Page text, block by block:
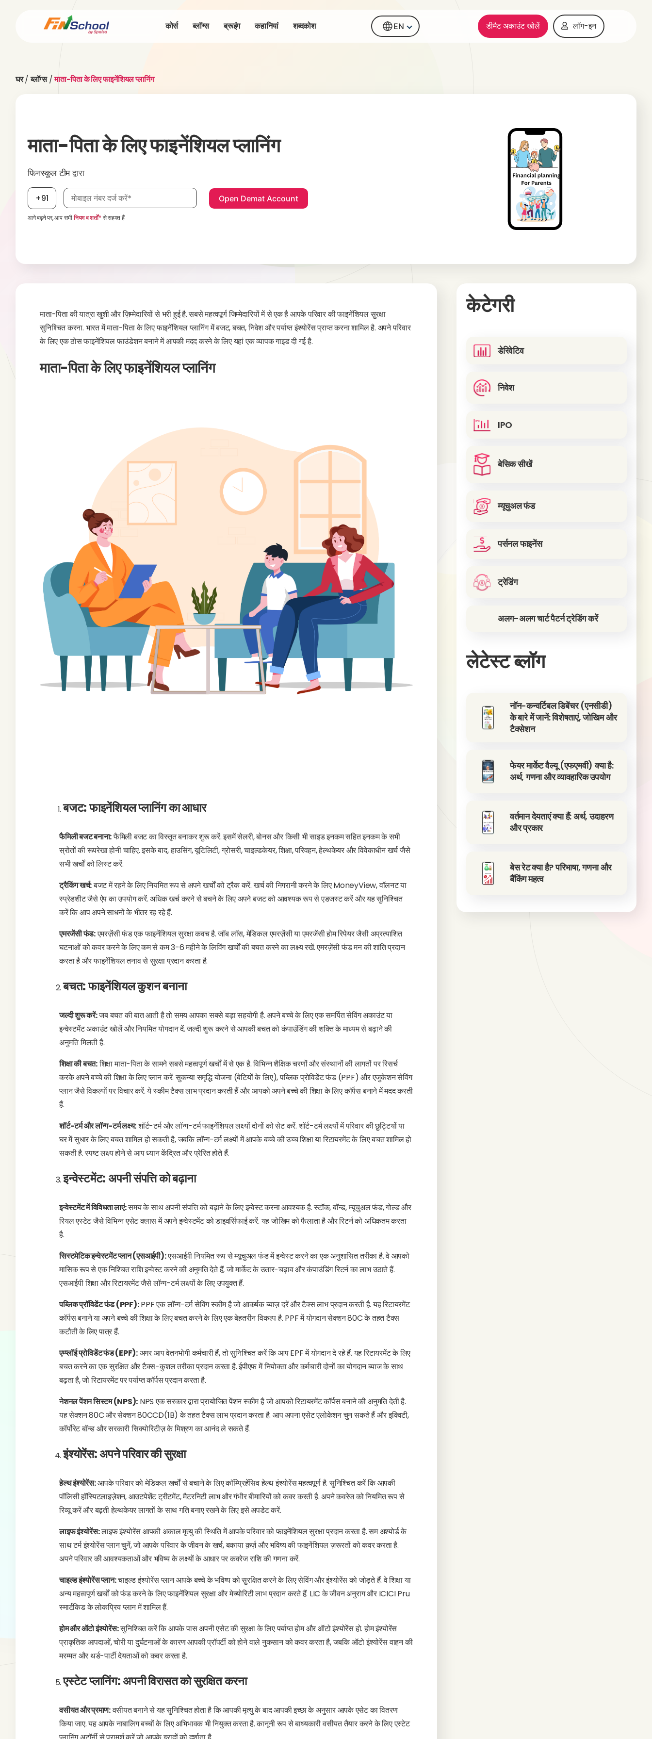
कोर्स ब्लॉग्स ब्रूइंग कहानियां शब्दकोश EN डीमैट अकाउंट खोलें लॉग-इन
घर/ब्लॉग्स/माता-पिता के लिए फाइनेंशियल प्लानिंग
माता-पिता के लिए फाइनेंशियल प्लानिंग
फिनस्कूल टीमद्वारा
+91 मोबाइल नंबर आवश्यक है
आगे बढ़ने पर, आप सभीनियम व शर्तों*से सहमत हैं
माता-पिता की यात्रा खुशी और ज़िम्मेदारियों से भरी हुई है. सबसे महत्वपूर्ण जिम्मेदारियों में से एक है आपके परिवार की फाइनेंशियल सुरक्षा
सुनिश्चित करना. भारत में माता-पिता के लिए फाइनेंशियल प्लानिंग में बजट, बचत, निवेश और पर्याप्त इंश्योरेंस प्राप्त करना शामिल है. अपने परिवार
के लिए एक ठोस फाइनेंशियल फाउंडेशन बनाने में आपकी मदद करने के लिए यहां एक व्यापक गाइड दी गई है.
माता-पिता के लिए फाइनेंशियल प्लानिंग
बजट: फाइनेंशियल प्लानिंग का आधार
फैमिली बजट बनाना:फैमिली बजट का विस्तृत बनाकर शुरू करें. इसमें सेलरी, बोनस और किसी भी साइड इनकम सहित इनकम के सभी
स्रोतों की रूपरेखा होनी चाहिए. इसके बाद, हाउसिंग, यूटिलिटी, ग्रोसरी, चाइल्डकेयर, शिक्षा, परिवहन, हेल्थकेयर और विवेकाधीन खर्च जैसे
सभी खर्चों को लिस्ट करें.
ट्रैकिंग खर्च:बजट में रहने के लिए नियमित रूप से अपने खर्चों को ट्रैक करें. खर्च की निगरानी करने के लिए MoneyView, वॉलनट या
स्प्रेडशीट जैसे ऐप का उपयोग करें. अधिक खर्च करने से बचने के लिए अपने बजट को आवश्यक रूप से एडजस्ट करें और यह सुनिश्चित
करें कि आप अपने साधनों के भीतर रह रहे हैं.
एमरजेंसी फंड:एमरज़ेंसी फंड एक फाइनेंशियल सुरक्षा कवच है. जॉब लॉस, मेडिकल एमरज़ेंसी या एमरजेंसी होम रिपेयर जैसी अप्रत्याशित
घटनाओं को कवर करने के लिए कम से कम 3-6 महीने के लिविंग खर्चों की बचत करने का लक्ष्य रखें. एमरज़ेंसी फंड मन की शांति प्रदान
करता है और फाइनेंशियल तनाव से सुरक्षा प्रदान करता है.
बचत: फाइनेंशियल कुशन बनाना
जल्दी शुरू करें:जब बचत की बात आती है तो समय आपका सबसे बड़ा सहयोगी है. अपने बच्चे के लिए एक समर्पित सेविंग अकाउंट या
इन्वेस्टमेंट अकाउंट खोलें और नियमित योगदान दें. जल्दी शुरू करने से आपकी बचत को कंपाउंडिंग की शक्ति के माध्यम से बढ़ाने की
अनुमति मिलती है.
शिक्षा की बचत:शिक्षा माता-पिता के सामने सबसे महत्वपूर्ण खर्चों में से एक है. विभिन्न शैक्षिक चरणों और संस्थानों की लागतों पर रिसर्च
करके अपने बच्चे की शिक्षा के लिए प्लान करें. सुकन्या समृद्धि योजना (बेटियों के लिए), पब्लिक प्रोविडेंट फंड (PPF) और एजुकेशन सेविंग
प्लान जैसे विकल्पों पर विचार करें. ये स्कीम टैक्स लाभ प्रदान करती हैं और आपको अपने बच्चे की शिक्षा के लिए कॉर्पस बनाने में मदद करती
हैं.
शॉर्ट-टर्म और लॉन्ग-टर्म लक्ष्य:शॉर्ट-टर्म और लॉन्ग-टर्म फाइनेंशियल लक्ष्यों दोनों को सेट करें. शॉर्ट-टर्म लक्ष्यों में परिवार की छुट्टियों या
घर में सुधार के लिए बचत शामिल हो सकती है, जबकि लॉन्ग-टर्म लक्ष्यों में आपके बच्चे की उच्च शिक्षा या रिटायरमेंट के लिए बचत शामिल हो
सकती है. स्पष्ट लक्ष्य होने से आप ध्यान केंद्रित और प्रेरित होते हैं.
इन्वेस्टमेंट: अपनी संपत्ति को बढ़ाना
इन्वेस्टमेंट में विविधता लाएं:समय के साथ अपनी संपत्ति को बढ़ाने के लिए इन्वेस्ट करना आवश्यक है. स्टॉक, बॉन्ड, म्यूचुअल फंड, गोल्ड और
रियल एस्टेट जैसे विभिन्न एसेट क्लास में अपने इन्वेस्टमेंट को डाइवर्सिफाई करें. यह जोखिम को फैलाता है और रिटर्न को अधिकतम करता
है.
सिस्टमेटिक इन्वेस्टमेंट प्लान (एसआईपी):एसआईपी नियमित रूप से म्यूचुअल फंड में इन्वेस्ट करने का एक अनुशासित तरीका है. वे आपको
मासिक रूप से एक निश्चित राशि इन्वेस्ट करने की अनुमति देते हैं, जो मार्केट के उतार-चढ़ाव और कंपाउंडिंग रिटर्न का लाभ उठाते हैं.
एसआईपी शिक्षा और रिटायरमेंट जैसे लॉन्ग-टर्म लक्ष्यों के लिए उपयुक्त हैं.
पब्लिक प्रॉविडेंट फंड (PPF):PPF एक लॉन्ग-टर्म सेविंग स्कीम है जो आकर्षक ब्याज़ दरें और टैक्स लाभ प्रदान करती है. यह रिटायरमेंट
कॉर्पस बनाने या अपने बच्चे की शिक्षा के लिए बचत करने के लिए एक बेहतरीन विकल्प है. PPF में योगदान सेक्शन 80C के तहत टैक्स
कटौती के लिए पात्र हैं.
एम्प्लॉई प्रोविडेंट फंड (EPF):अगर आप वेतनभोगी कर्मचारी हैं, तो सुनिश्चित करें कि आप EPF में योगदान दे रहे हैं. यह रिटायरमेंट के लिए
बचत करने का एक सुरक्षित और टैक्स-कुशल तरीका प्रदान करता है. ईपीएफ में नियोक्ता और कर्मचारी दोनों का योगदान ब्याज के साथ
बढ़ता है, जो रिटायरमेंट पर पर्याप्त कॉर्पस प्रदान करता है.
नेशनल पेंशन सिस्टम (NPS): NPS एक सरकार द्वारा प्रायोजित पेंशन स्कीम है जो आपको रिटायरमेंट कॉर्पस बनाने की अनुमति देती है.
यह सेक्शन 80C और सेक्शन 80CCD(1B) के तहत टैक्स लाभ प्रदान करता है. आप अपना एसेट एलोकेशन चुन सकते हैं और इक्विटी,
कॉर्पोरेट बॉन्ड और सरकारी सिक्योरिटीज़ के मिश्रण का आनंद ले सकते हैं.
इंश्योरेंस: अपने परिवार की सुरक्षा
हेल्थ इंश्योरेंस:आपके परिवार को मेडिकल खर्चों से बचाने के लिए कॉम्प्रिहेंसिव हेल्थ इंश्योरेंस महत्वपूर्ण है. सुनिश्चित करें कि आपकी
पॉलिसी हॉस्पिटलाइज़ेशन, आउटपेशेंट ट्रीटमेंट, मैटरनिटी लाभ और गंभीर बीमारियों को कवर करती है. अपने कवरेज को नियमित रूप से
रिव्यू करें और बढ़ती हेल्थकेयर लागतों के साथ गति बनाए रखने के लिए इसे अपडेट करें.
लाइफ इंश्योरेंस:लाइफ इंश्योरेंस आपकी अकाल मृत्यु की स्थिति में आपके परिवार को फाइनेंशियल सुरक्षा प्रदान करता है. सम अश्योर्ड के
साथ टर्म इंश्योरेंस प्लान चुनें, जो आपके परिवार के जीवन के खर्च, बकाया क़र्ज़ और भविष्य की फाइनेंशियल ज़रूरतों को कवर करता है.
अपने परिवार की आवश्यकताओं और भविष्य के लक्ष्यों के आधार पर कवरेज राशि की गणना करें.
चाइल्ड इंश्योरेंस प्लान:चाइल्ड इंश्योरेंस प्लान आपके बच्चे के भविष्य को सुरक्षित करने के लिए सेविंग और इंश्योरेंस को जोड़ते हैं. वे शिक्षा या
अन्य महत्वपूर्ण खर्चों को फंड करने के लिए फाइनेंशियल सुरक्षा और मेच्योरिटी लाभ प्रदान करते हैं. LIC के जीवन अनुराग और ICICI Pru
स्मार्टकिड के लोकप्रिय प्लान में शामिल हैं.
होम और ऑटो इंश्योरेंस:सुनिश्चित करें कि आपके पास अपनी एसेट की सुरक्षा के लिए पर्याप्त होम और ऑटो इंश्योरेंस हो. होम इंश्योरेंस
प्राकृतिक आपदाओं, चोरी या दुर्घटनाओं के कारण आपकी प्रॉपर्टी को होने वाले नुकसान को कवर करता है, जबकि ऑटो इंश्योरेंस वाहन की
मरम्मत और थर्ड-पार्टी देयताओं को कवर करता है.
एस्टेट प्लानिंग: अपनी विरासत को सुरक्षित करना
वसीयत और प्रमाण:वसीयत बनाने से यह सुनिश्चित होता है कि आपकी मृत्यु के बाद आपकी इच्छा के अनुसार आपके एसेट का वितरण
किया जाए. यह आपके नाबालिग बच्चों के लिए अभिभावक भी नियुक्त करता है. कानूनी रूप से बाध्यकारी वसीयत तैयार करने के लिए एस्टेट
केटेगरी
डेरिवेटिव
निवेश
IPO
बेसिक सीखें
म्यूचुअल फंड
पर्सनल फाइनेंस
ट्रेडिंग
अलग-अलग चार्ट पैटर्न ट्रेडिंग करें
लेटेस्ट ब्लॉग
नॉन-कन्वर्टिबल डिबेंचर (एनसीडी)
के बारे में जानें: विशेषताएं, जोखिम और
टैक्सेशन
फेयर मार्केट वैल्यू (एफएमवी) क्या है:
अर्थ, गणना और व्यावहारिक उपयोग
वर्तमान देयताएं क्या हैं: अर्थ, उदाहरण
और प्रकार
बेस रेट क्या है? परिभाषा, गणना और
बैंकिंग महत्व